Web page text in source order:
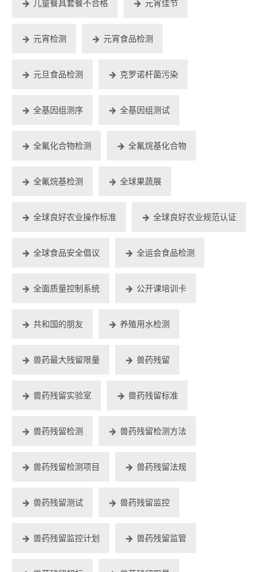
儿童餐具套餐不合格 元宵佳节
元宵检测 元宵食品检测
元旦食品检测 克罗诺杆菌污染
全基因组测序 全基因组测试
全氟化合物检测 全氟烷基化合物
全氟烷基检测 全球果蔬展
全球良好农业操作标准 全球良好农业规范认证
全球食品安全倡议 全运会食品检测
全面质量控制系统 公开课培训卡
共和国的朋友 养殖用水检测
兽药最大残留限量 兽药残留
兽药残留实验室 兽药残留标准
兽药残留检测 兽药残留检测方法
兽药残留检测项目 兽药残留法规
兽药残留测试 兽药残留监控
兽药残留监控计划 兽药残留监管